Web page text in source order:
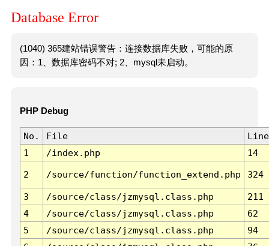
Database Error
(1040) 365建站错误警告：连接数据库失败，可能的原
因：1、数据库密码不对; 2、mysql未启动。
PHP Debug
No. File
Line
1
/index.php 14
2 /source/function/function_extend.php 324
3 /source/class/jzmysql.class.php
211
4
/source/class/jzmysql.class.php
62
5
/source/class/jzmysql.class.php
94